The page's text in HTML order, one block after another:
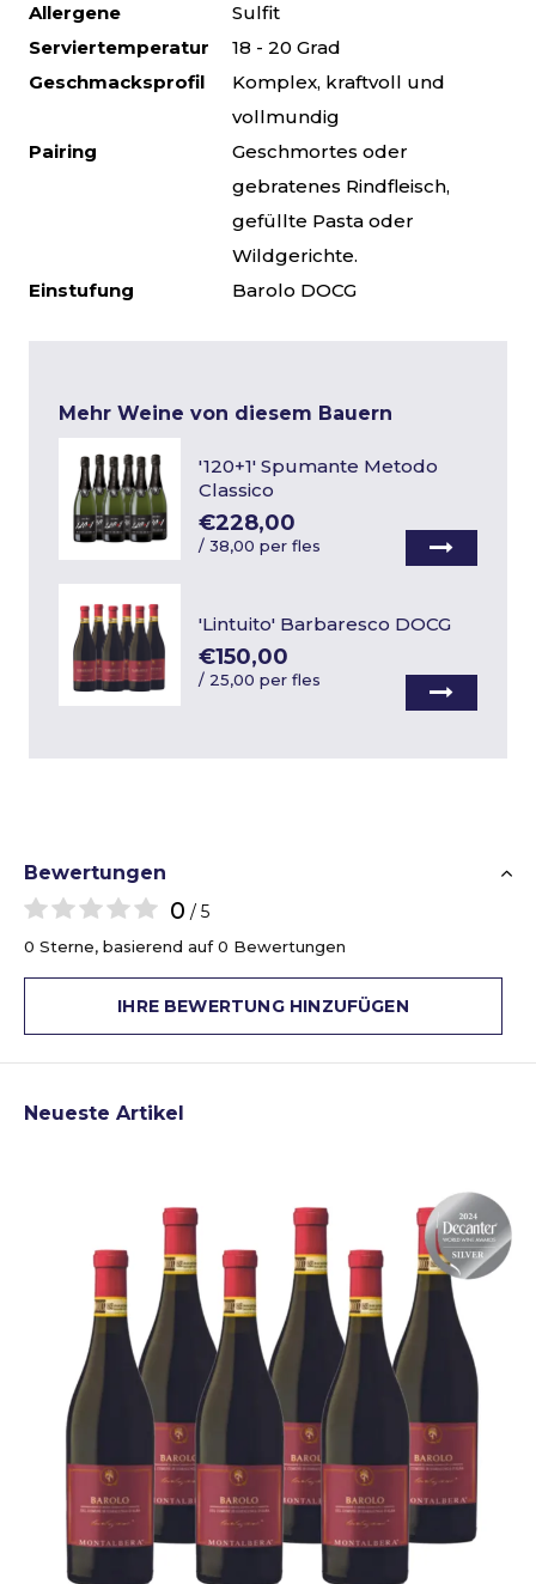
Allergene
Sulfit
Serviertemperatur
18 - 20 Grad
Geschmacksprofil
Komplex, kraftvoll und
vollmundig
Pairing
Geschmortes oder
gebratenes Rindfleisch,
gefüllte Pasta oder
Wildgerichte.
Einstufung
Barolo DOCG
Mehr Weine von diesem Bauern
'120+1' Spumante Metodo
Classico
€228,00
/38,00 per fles
'Lintuito' Barbaresco DOCG
€150,00
/ 25,00 per fles
Bewertungen
0 / 5
0 Sterne, basierend auf 0 Bewertungen
IHRE BEWERTUNG HINZUFÜGEN
Neueste Artikel